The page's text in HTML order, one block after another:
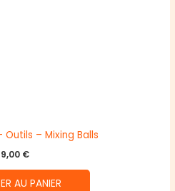
– Mixing Balls
9,00 €
AU PANIER